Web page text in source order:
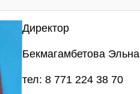
Директор
Бекмагамбетова
тел: 8 771 224 38 70